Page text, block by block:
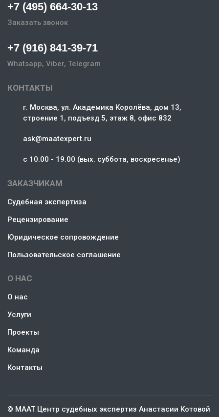
+7 (495) 664-30-13
Заказать звонок
+7 (916) 841-39-71
Whatsapp, Viber, Telegram
КОНТАКТЫ
г. Москва, ул. Академика Королёва, дом 13,
строение 1, подъезд 5, этаж 8, офис 832
ask@maatexpert.ru
c 10.00 - 19.00 (вых. суббота, воскресенье)
ЗАКАЗЧИКАМ
Судебная экспертиза
Рецензирование
Юридическое сопровождение
Пользовательское соглашение
О НАС
О нас
Услуги
Проекты
Команда
Контакты
© МААТ Центр судебных экспертиз Анастасии Котовой